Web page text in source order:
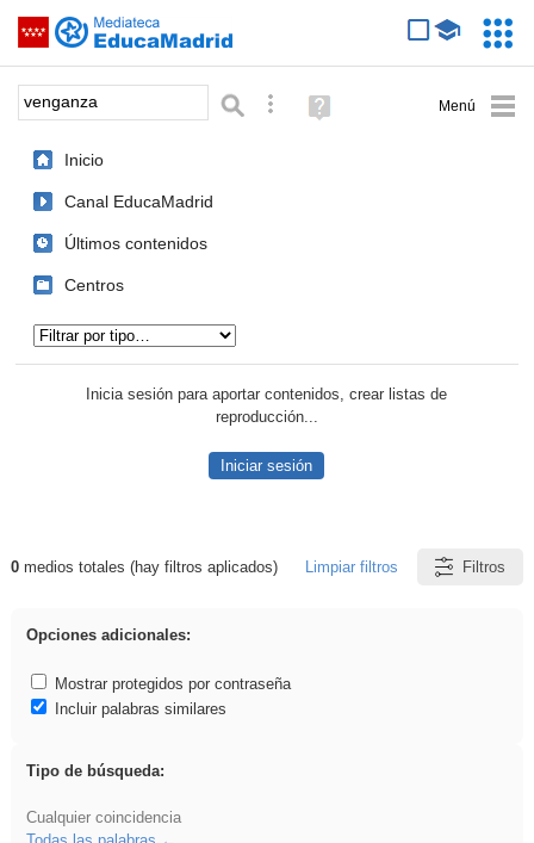
Saltar navegación
Palabra o frase: Búsqueda avanzada
Ayuda
(en
Inicio
Canal EducaMadrid
Últimos contenidos
Centros
Inicia sesión para aportar contenidos, crear listas de
reproducción...
Iniciar sesión
Resultados de: venganza
0medios totales (hay filtros aplicados) Limpiar filtros Filtros
Opciones adicionales:
Mostrar protegidos por contraseña
Incluir palabras similares
Tipo de búsqueda:
Cualquier coincidencia